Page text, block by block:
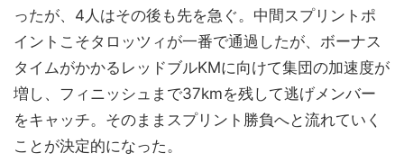
ったが、4人はその後も先を急ぐ。中間スプリントポ
イントこそタロッツィが一番で通過したが、ボーナス
タイムがかかるレッドブルKMに向けて集団の加速度が
増し、フィニッシュまで37kmを残して逃げメンバー
をキャッチ。そのままスプリント勝負へと流れていく
ことが決定的になった。